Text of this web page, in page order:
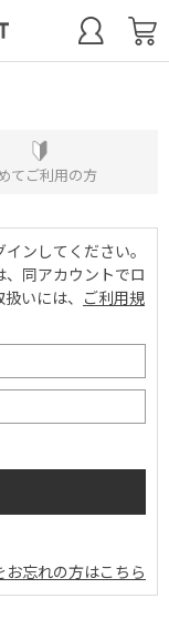
てご利用の方
ンしてください。
同アカウントでロ
いには、 ご利用規
お忘れの方はこちら